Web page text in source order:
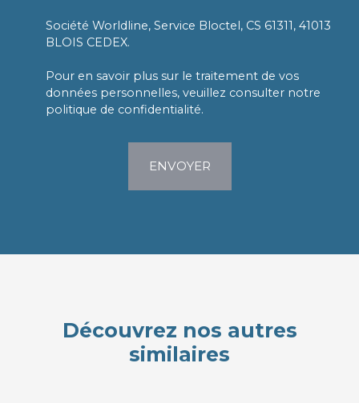
Société Worldline, Service Bloctel, CS 61311, 41013
BLOIS CEDEX.
Pour en savoir plus sur le traitement de vos
données personnelles, veuillez consulter notre
politique de confidentialité.
ENVOYER
Découvrez nos autres
similaires